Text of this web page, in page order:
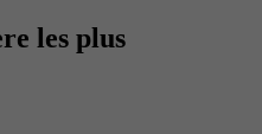
les plus